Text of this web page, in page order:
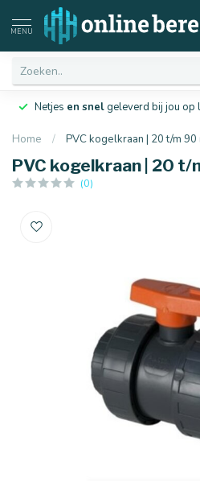
MENU
Netjes en snelgeleverd bij jou op
Home / PVC kogelkraan | 20 t/m 90
PVC kogelkraan | 20 t/
(0)